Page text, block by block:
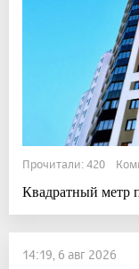
Прочитали: 420
Квадратный метр
14:19, 6 авг 2026